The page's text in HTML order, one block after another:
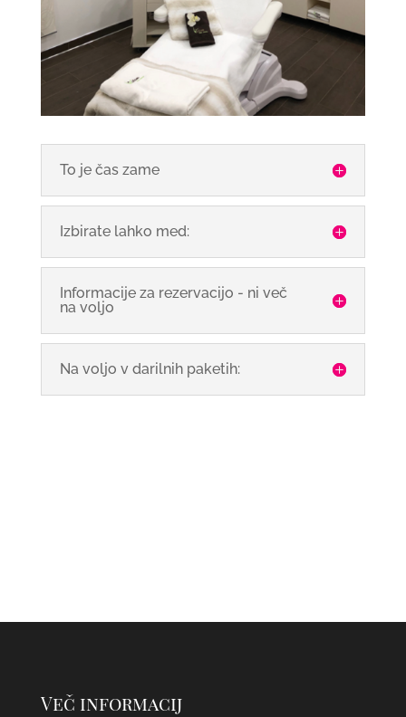
To je čas zame
Izbirate lahko med:
Informacije za rezervacijo - ni več
na voljo
Na voljo v darilnih paketih:
Več informacij